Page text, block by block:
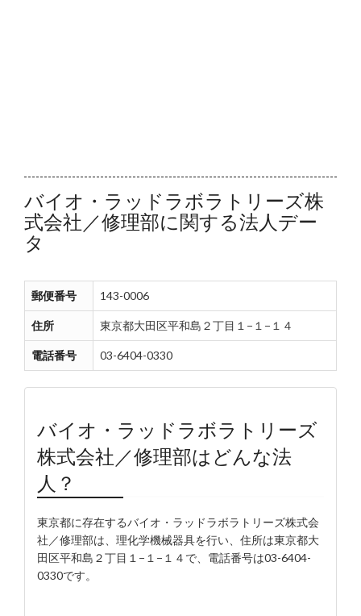
バイオ・ラッドラボラトリーズ株
式会社／修理部に関する法人デー
タ
郵便番号 143-0006
住所 東京都大田区平和島２丁目１−１−１４
電話番号 03-6404-0330
バイオ・ラッドラボラトリーズ
株式会社／修理部はどんな法
人？
東京都に存在するバイオ・ラッドラボラトリーズ株式会
社／修理部は、理化学機械器具を行い、住所は東京都大
田区平和島２丁目１−１−１４で、電話番号は03-6404-
0330です。